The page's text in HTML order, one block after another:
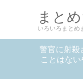
まと
いろいろまとめ
警官に射殺
ことはな